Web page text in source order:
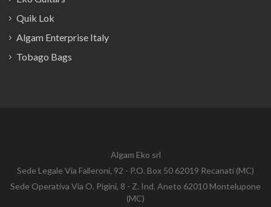
Quik Lok
Algam Enterprise Italy
Tobago Bags
Algam Eko srl
Sede Legale Via Falleroni, 92 - P.O. Box 50 62019 Recanati (MC)
Sede Operativa Via O. Pigini, 8 - Z. Ind. Aneto 62010 Montelupone
(MC)